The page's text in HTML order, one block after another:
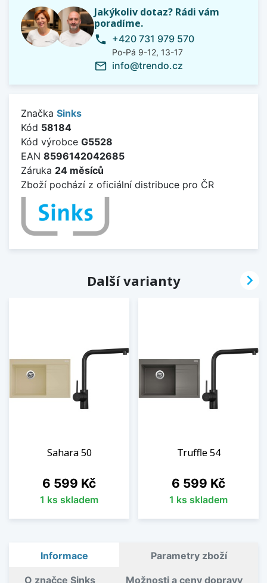
Jakýkoliv dotaz? Rádi vám
poradíme.
phone +420 731 979 570
Po-Pá 9-12, 13-17
mail_outline info@trendo.cz
Značka Sinks
Kód 58184
Kód výrobce G5528
EAN 8596142042685
Záruka 24 měsíců
Zboží pochází z oficiální distribuce pro ČR
Další varianty
Sahara 50
Cena
6 599 Kč
1 ks skladem
Truffle 54
Cena
6 599 Kč
1 ks skladem

Informace Parametry zboží
O značce Sinks Možnosti a ceny dopravy